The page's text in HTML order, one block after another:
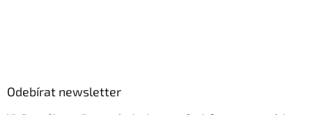
Odebírat newsletter